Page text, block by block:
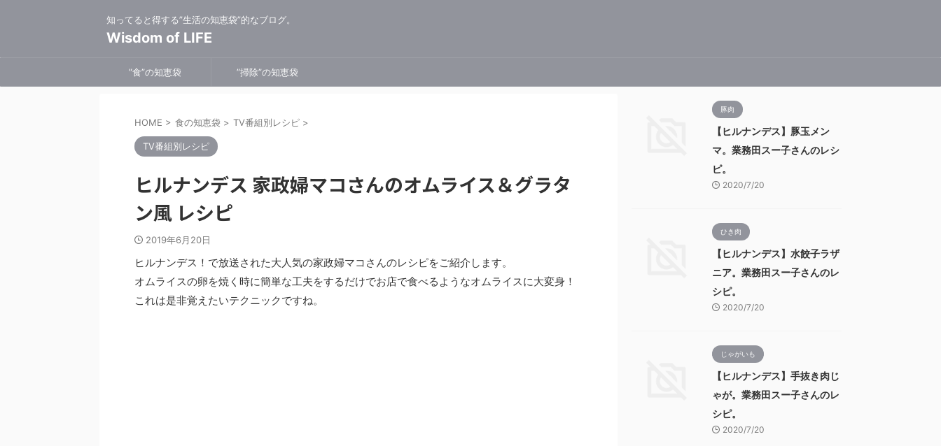
知ってると得する”生活の知恵袋”的なブログ。
Wisdom of LIFE
”食”の知恵袋 ”掃除”の知恵袋
HOME > 食の知恵袋 > TV番組別レシピ >
TV番組別レシピ
ヒルナンデス 家政婦マコさんのオムライス＆グラタ
ン風 レシピ
2019年6月20日
ヒルナンデス！で放送された大人気の家政婦マコさんのレシピをご紹介します。
オムライスの卵を焼く時に簡単な工夫をするだけでお店で食べるようなオムライスに大変身！
これは是非覚えたいテクニックですね。
豚肉
【ヒルナンデス】豚玉メン
マ。業務田スー子さんのレシ
ピ。
2020/7/20
ひき肉
【ヒルナンデス】水餃子ラザ
ニア。業務田スー子さんのレ
シピ。
2020/7/20
じゃがいも
【ヒルナンデス】手抜き肉じ
ゃが。業務田スー子さんのレ
シピ。
2020/7/20